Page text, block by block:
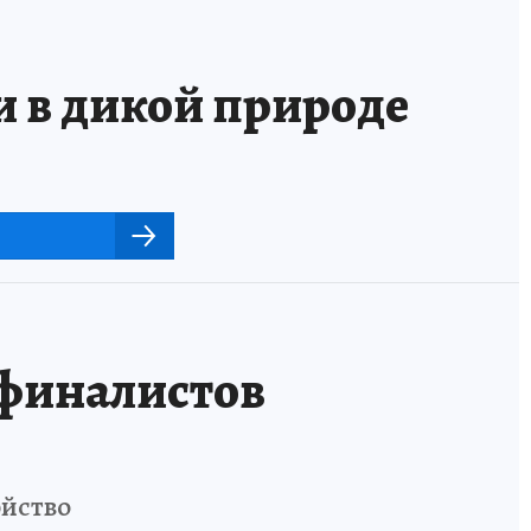
в дикой природе